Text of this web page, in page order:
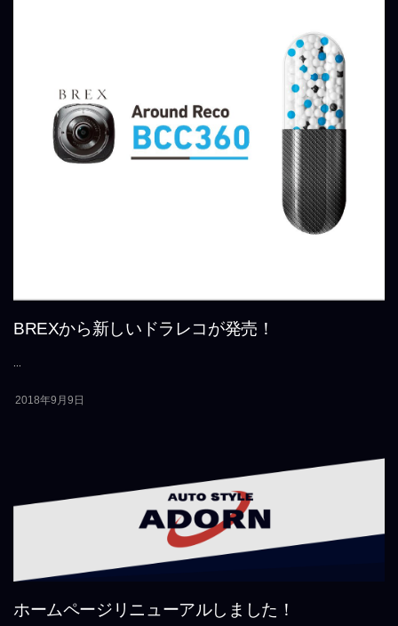
BREXから新しいドラレコが発売！
2018年9月9日
ホームページリニューアルしました！